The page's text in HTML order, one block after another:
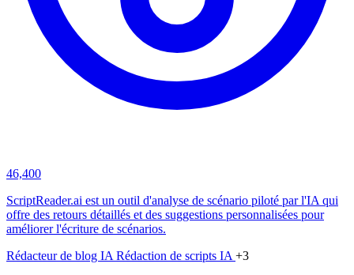
46,400
ScriptReader.ai est un outil d'analyse de scénario piloté par l'IA qui
offre des retours détaillés et des suggestions personnalisées pour
améliorer l'écriture de scénarios.
Rédacteur de blog IA Rédaction de scripts IA +3